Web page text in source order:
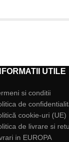
UTILE
si conditii
de
cookie-uri (UE)
de livrare si
in EUROPA